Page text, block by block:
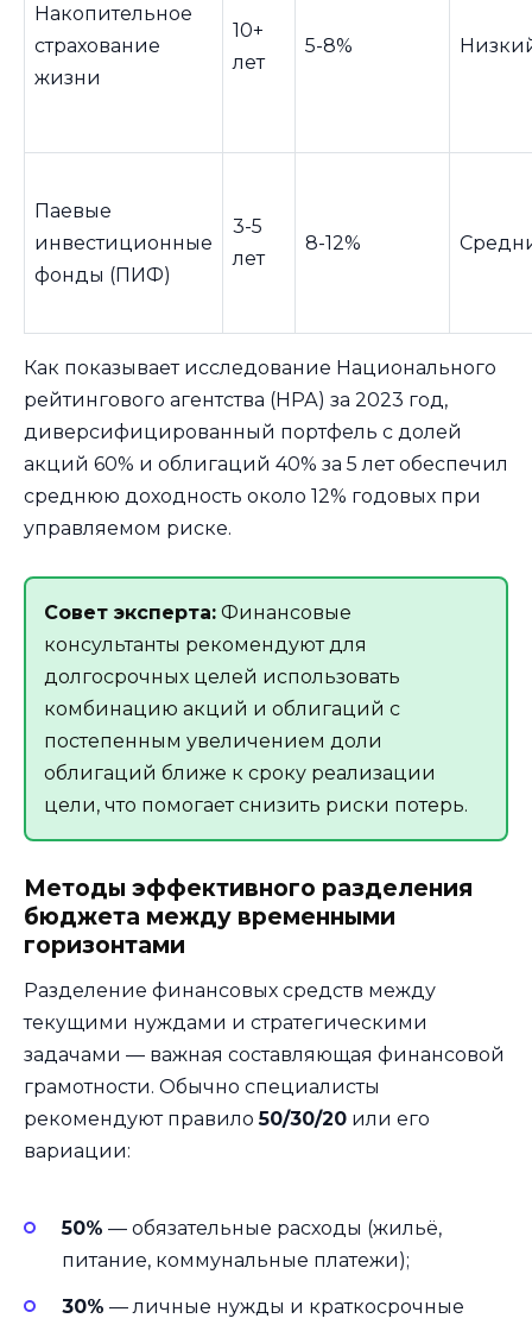
Накопительное
страхование
жизни
10+
лет
5-8%
Паевые
инвестиционные
фонды (ПИФ)
3-5
лет
8-12%
Как показывает исследование Национального
рейтингового агентства (НРА) за 2023 год,
диверсифицированный портфель с долей
акций 60% и облигаций 40% за 5 лет обеспечил
среднюю доходность около 12% годовых при
управляемом риске.
Совет эксперта: Финансовые
консультанты рекомендуют для
долгосрочных целей использовать
комбинацию акций и облигаций с
постепенным увеличением доли
облигаций ближе к сроку реализации
цели, что помогает снизить риски потерь.
Методы эффективного разделения
бюджета между временными
горизонтами
Разделение финансовых средств между
текущими нуждами и стратегическими
задачами — важная составляющая финансовой
грамотности. Обычно специалисты
рекомендуют правило50/30/20 или его
вариации:
50% — обязательные расходы (жильё,
питание, коммунальные платежи);
30% — личные нужды и краткосрочные